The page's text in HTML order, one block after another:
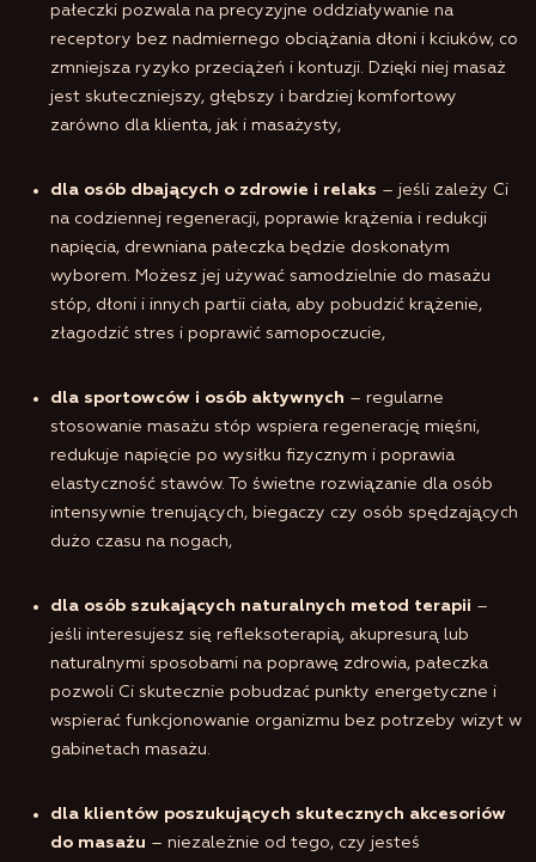
pałeczki pozwala na precyzyjne oddziaływanie na
receptory bez nadmiernego obciążania dłoni i kciuków, co
zmniejsza ryzyko przeciążeń i kontuzji. Dzięki niej masaż
jest skuteczniejszy, głębszy i bardziej komfortowy
zarówno dla klienta, jak i masażysty,
dla osób dbających o zdrowie i relaks – jeśli zależy Ci
na codziennej regeneracji, poprawie krążenia i redukcji
napięcia, drewniana pałeczka będzie doskonałym
wyborem. Możesz jej używać samodzielnie do masażu
stóp, dłoni i innych partii ciała, aby pobudzić krążenie,
złagodzić stres i poprawić samopoczucie,
dla sportowców i osób aktywnych – regularne
stosowanie masażu stóp wspiera regenerację mięśni,
redukuje napięcie po wysiłku fizycznym i poprawia
elastyczność stawów. To świetne rozwiązanie dla osób
intensywnie trenujących, biegaczy czy osób spędzających
dużo czasu na nogach,
dla osób szukających naturalnych metod terapii –
jeśli interesujesz się refleksoterapią, akupresurą lub
naturalnymi sposobami na poprawę zdrowia, pałeczka
pozwoli Ci skutecznie pobudzać punkty energetyczne i
wspierać funkcjonowanie organizmu bez potrzeby wizyt w
gabinetach masażu.
dla klientów poszukujących skutecznych akcesoriów
do masażu – niezależnie od tego, czy jesteś